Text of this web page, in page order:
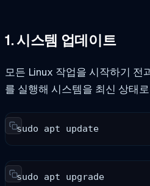
1. 시스템 업데이트
모든 Linux 작업을 시작하기 전
를 실행해 시스템을 최신 상태
sudo apt update
sudo apt upgrade